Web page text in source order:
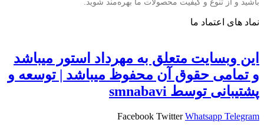
نماد های اعتماد ما
اين وبسايت متعلق به مهرداد استور ميباشد
و تمامی حقوق آن محفوظ ميباشد | توسعه و
پشتیبانی توسط smnabavi
Facebook Twitter Whatsapp Telegram